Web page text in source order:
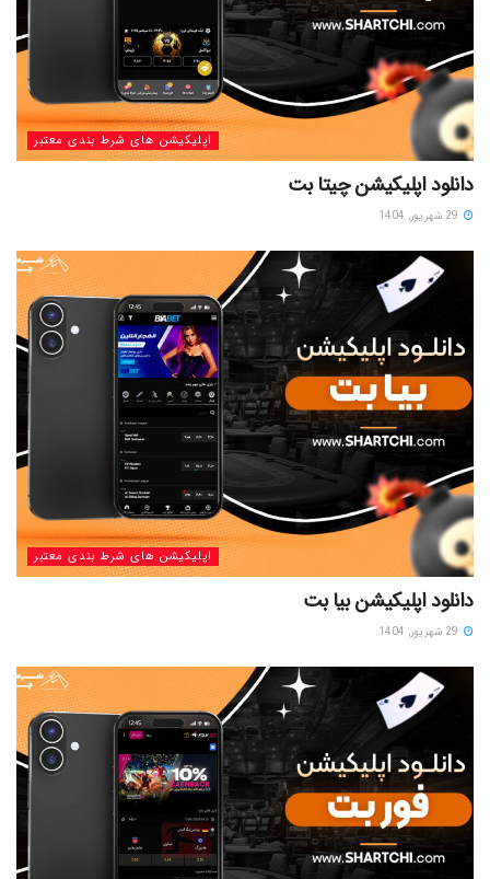
اپلیکیشن های شرط بندی معتبر
دانلود اپلیکیشن چیتا بت
اپلیکیشن های شرط بندی معتبر
دانلود اپلیکیشن بیا بت